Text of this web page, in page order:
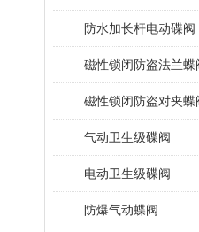
防水加长杆电动碟阀
磁性锁闭防盗法兰蝶
磁性锁闭防盗对夹蝶
气动卫生级碟阀
电动卫生级碟阀
防爆气动蝶阀